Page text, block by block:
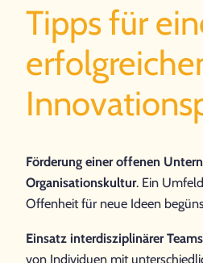
Tipps für
Förderung einer offenen
Organisationskultur. Ein
Offenheit für neue Ideen
Einsatz interdisziplinärer Teams
von Individuen mit